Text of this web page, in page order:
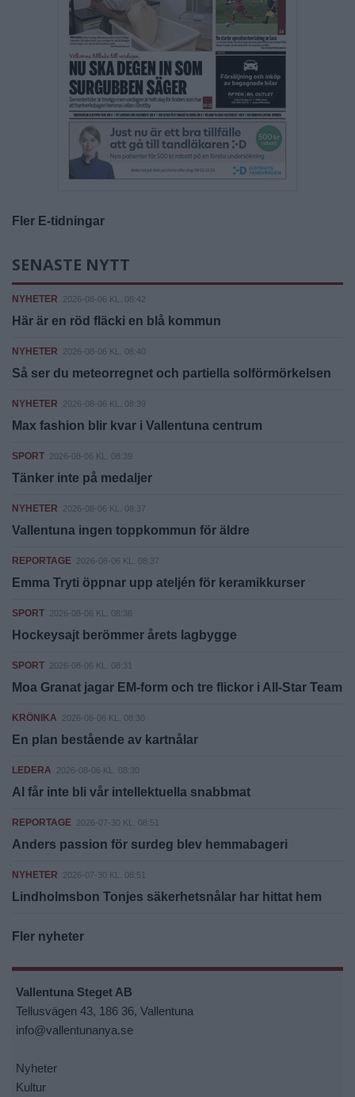
Fler E-tidningar
SENASTE NYTT
NYHETER 2026-08-06 KL. 08:42
Här är en röd fläcki en blå kommun
NYHETER 2026-08-06 KL. 08:40
Så ser du meteorregnet och partiella solförmörkelsen
NYHETER 2026-08-06 KL. 08:39
Max fashion blir kvar i Vallentuna centrum
SPORT 2026-08-06 KL. 08:39
Tänker inte på medaljer
NYHETER 2026-08-06 KL. 08:37
Vallentuna ingen toppkommun för äldre
REPORTAGE 2026-08-06 KL. 08:37
Emma Tryti öppnar upp ateljén för keramikkurser
SPORT 2026-08-06 KL. 08:36
Hockeysajt berömmer årets lagbygge
SPORT 2026-08-06 KL. 08:31
Moa Granat jagar EM-form och tre flickor i All-Star Team
KRÖNIKA 2026-08-06 KL. 08:30
En plan bestående av kartnålar
LEDERA 2026-08-06 KL. 08:30
AI får inte bli vår intellektuella snabbmat
REPORTAGE 2026-07-30 KL. 08:51
Anders passion för surdeg blev hemmabageri
NYHETER 2026-07-30 KL. 08:51
Lindholmsbon Tonjes säkerhetsnålar har hittat hem
Fler nyheter
Vallentuna Steget AB
Tellusvägen 43, 186 36, Vallentuna
info@vallentunanya.se
Nyheter
Kultur